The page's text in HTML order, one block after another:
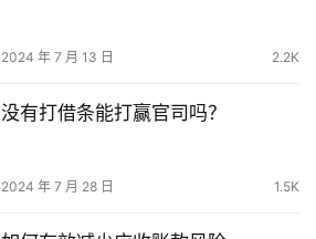
2024 年 7 月 13 日 2.2K
没有打借条能打赢官司吗？
2024 年 7 月 28 日 1.5K